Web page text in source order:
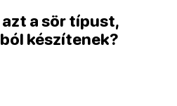
a sör típust,
készítenek?